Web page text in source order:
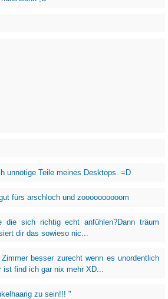
unnötige Teile meines Desktops. =D
fürs arschloch und zoooooooooom
die sich richtig echt anfühlen?Dann träum
dir das sowieso nic...
besser zurecht wenn es unordentlich
find ich gar nix mehr XD...
zu sein!!! "